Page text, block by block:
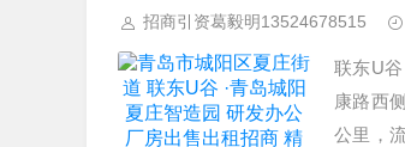
招商引资葛毅明13524678515
联东U
康路西
公里，